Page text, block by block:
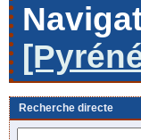
Recherche directe